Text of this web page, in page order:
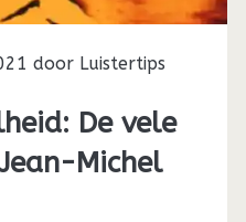
door Luistertips
De vele
Michel